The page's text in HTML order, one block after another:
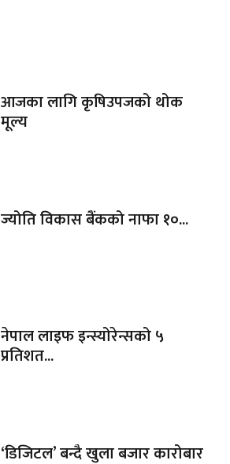
आजका लागि कृषिउपजको थोक
मूल्य
ज्योति विकास बैंकको नाफा १०...
नेपाल लाइफ इन्स्योरेन्सको ५
प्रतिशत...
‘डिजिटल’ बन्दै खुला बजार कारोबार